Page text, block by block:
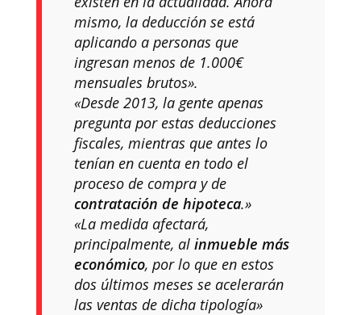
mismo, la deducción se está
aplicando a personas que
ingresan menos de 1.000€
mensuales brutos».
«Desde 2013, la gente apenas
pregunta por estas deducciones
fiscales, mientras que antes lo
tenían en cuenta en todo el
proceso de compra y de
contratación de hipoteca.»
«La medida afectará,
principalmente, al inmueble más
económico, por lo que en estos
dos últimos meses se acelerarán
las ventas de dicha tipología»